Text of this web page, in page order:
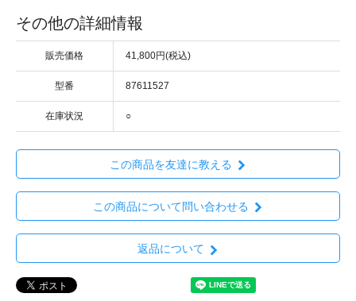
その他の詳細情報
販売価格 41,800円(税込)
型番 87611527
在庫状況 ○
この商品を友達に教える
この商品について問い合わせる
返品について